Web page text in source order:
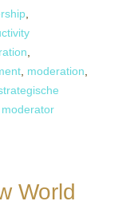
moderation
World